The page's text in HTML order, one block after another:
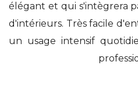
élégant et qui s'intègrera
d'intérieurs. Très facile
un usage intensif